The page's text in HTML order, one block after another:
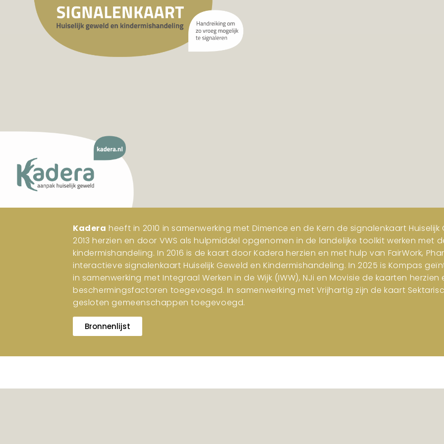
Kadera heeft in 2010 in samenwerking met Dimence en de Kern de signalenkaart
2013 herzien en door VWS als hulpmiddel opgenomen in de landelijke toolkit werken met
kindermishandeling. In 2016 is de kaart door Kadera herzien en met hulp van FairWork,
interactieve signalenkaart Huiselijk Geweld en Kindermishandeling. In 2025 is Kompas
in samenwerking met Integraal Werken in de Wijk (IWW), NJi en Movisie de kaarten
beschermingsfactoren toegevoegd. In samenwerking met Vrijhartig zijn de kaart
gesloten gemeenschappen toegevoegd.
Bronnenlijst